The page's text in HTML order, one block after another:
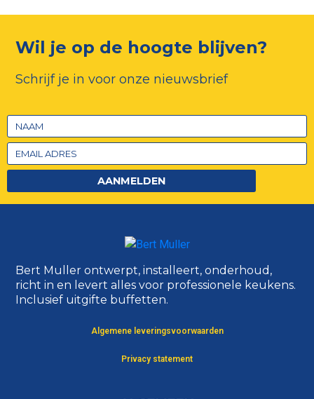
Wil je op de hoogte blijven?
Schrijf je in voor onze nieuwsbrief
AANMELDEN
Bert Muller ontwerpt, installeert, onderhoud,
richt in en levert alles voor professionele keukens.
Inclusief uitgifte buffetten.
Algemene leveringsvoorwaarden
Privacy statement